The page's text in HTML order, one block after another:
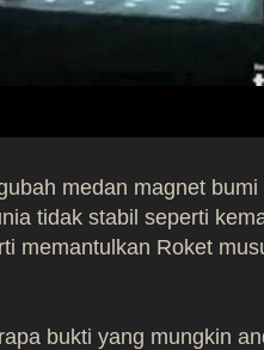
medan magnet
tidak stabil seperti
memantulkan Roket
bukti yang mungkin